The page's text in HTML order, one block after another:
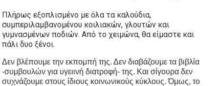
Πλήρως εξοπλισμένο με όλα τα καλούδια,
συμπεριλαμβανομένου κοιλιακών, γλουτών και
γυμνασμένων ποδιών. Από το χειμώνα, θα είμαστε και
πάλι δυο ξένοι.
Δεν βλέπουμε την εκπομπή της. Δεν διαβάζουμε τα βιβλία
-συμβουλών για υγειινή διατροφή- της. Και σίγουρα δεν
συχνάζουμε στους ίδιους κοινωνικούς κύκλους. Όμως, το